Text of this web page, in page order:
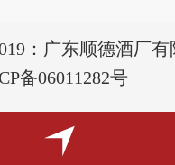
：广东顺德酒厂
备06011282号